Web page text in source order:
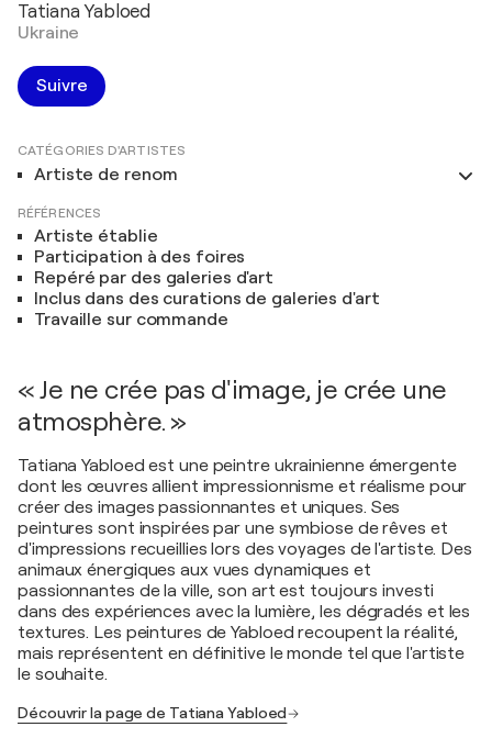
Tatiana Yabloed
Ukraine
Suivre
CATÉGORIES D'ARTISTES
Artiste de renom
RÉFÉRENCES
Artiste établie
Participation à des foires
Repéré par des galeries d'art
Inclus dans des curations de galeries d'art
Travaille sur commande
« Je ne crée pas d'image, je crée une
atmosphère. »
Tatiana Yabloed est une peintre ukrainienne émergente
dont les œuvres allient impressionnisme et réalisme pour
créer des images passionnantes et uniques. Ses
peintures sont inspirées par une symbiose de rêves et
d'impressions recueillies lors des voyages de l'artiste. Des
animaux énergiques aux vues dynamiques et
passionnantes de la ville, son art est toujours investi
dans des expériences avec la lumière, les dégradés et les
textures. Les peintures de Yabloed recoupent la réalité,
mais représentent en définitive le monde tel que l'artiste
le souhaite.
Découvrir la page de Tatiana Yabloed